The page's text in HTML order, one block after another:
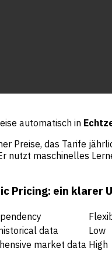
automatisch in
Preise, das Tarife
nutzt maschinelles
Pricing: ein klarer
data Low
market data High